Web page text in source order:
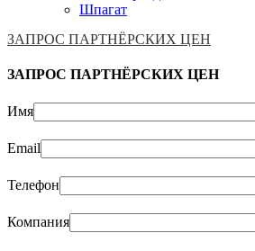
Шпагат
ЗАПРОС ПАРТНЁРСКИХ ЦЕН
ЗАПРОС ПАРТНЁРСКИХ ЦЕН
Имя
Email
Телефон
Компания